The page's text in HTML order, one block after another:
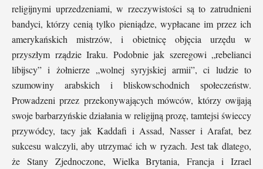
religijnymi uprzedzeniami, w rzeczywistości są to zatrudnieni
bandyci, którzy cenią tylko pieniądze, wypłacane im przez ich
amerykańskich mistrzów, i obietnicę objęcia urzędu w
przyszłym rządzie Iraku. Podobnie jak szeregowi „rebelianci
libijscy” i żołnierze „wolnej syryjskiej armii”, ci ludzie to
szumowiny arabskich i bliskowschodnich społeczeństw.
Prowadzeni przez przekonywających mówców, którzy owijają
swoje barbarzyńskie działania w religijną prozę, tamtejsi świeccy
przywódcy, tacy jak Kaddafi i Assad, Nasser i Arafat, bez
sukcesu walczyli, aby utrzymać ich w ryzach. Jest tak dlatego,
że Stany Zjednoczone, Wielka Brytania, Francja i Izrael